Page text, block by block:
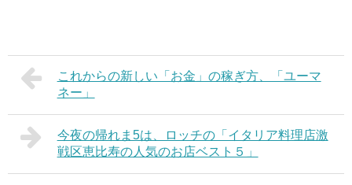
これからの新しい「お金」の稼ぎ方、「ユーマ
ネー」
今夜の帰れま5は、ロッチの「イタリア料理店激
戦区恵比寿の人気のお店ベスト５」